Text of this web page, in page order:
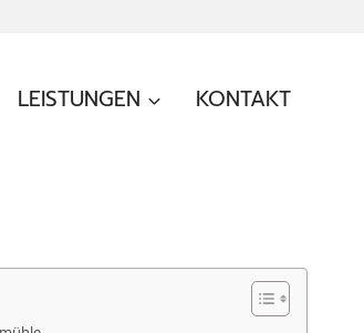
LEISTUNGEN KONTAKT